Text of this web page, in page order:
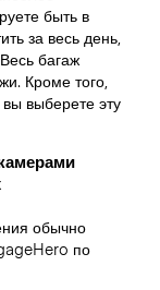
быть в
за весь день,
Весь багаж
Кроме того,
выберете эту
обычно
по